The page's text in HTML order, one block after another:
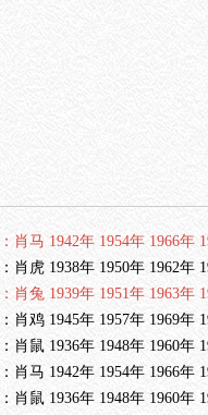
：肖马 1942年 1954年 1966年
：肖虎 1938年 1950年 1962年
：肖兔 1939年 1951年 1963年
：肖鸡 1945年 1957年 1969年
：肖鼠 1936年 1948年 1960年
：肖马 1942年 1954年 1966年
：肖鼠 1936年 1948年 1960年